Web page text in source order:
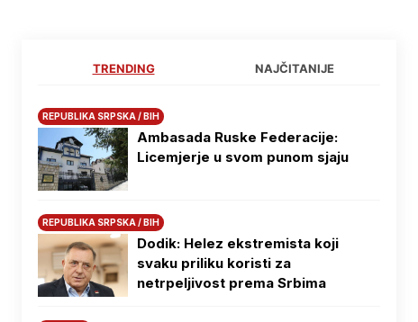
TRENDING NAJČITANIJE
REPUBLIKA SRPSKA / BIH
Ambasada Ruske Federacije:
Licemjerje u svom punom sjaju
REPUBLIKA SRPSKA / BIH
Dodik: Helez ekstremista koji
svaku priliku koristi za
netrpeljivost prema Srbima